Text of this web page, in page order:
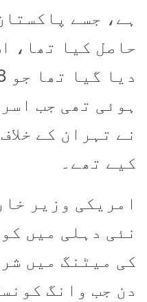
حاصل کیا تھا،
ہوئی تھی جب
نے تہران کے
کیے تھے۔
امریکی وزیر
نئی دہلی میں
کی میٹنگ میں
دن جب وانگ